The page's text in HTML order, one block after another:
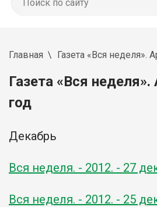
Главная Газета «Вся неделя».
Газета «Вся неделя».
год
Декабрь
Вся неделя. - 2012. - 27
Вся неделя. - 2012. - 25